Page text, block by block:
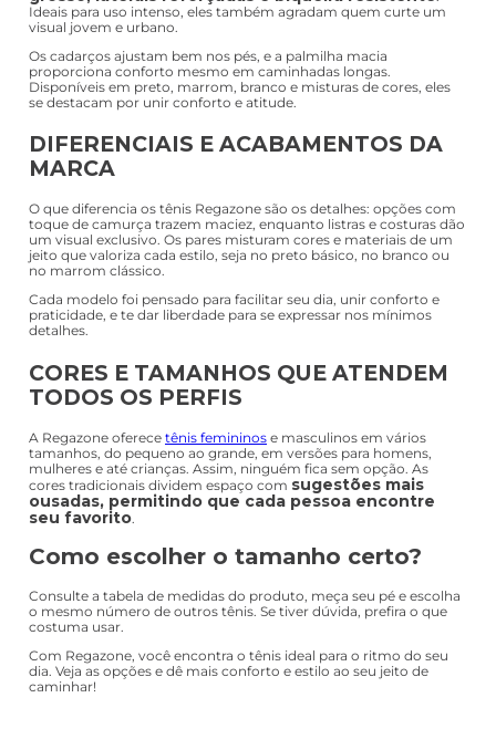
Ideais para uso intenso, eles também agradam quem curte um
visual jovem e urbano.
Os cadarços ajustam bem nos pés, e a palmilha macia
proporciona conforto mesmo em caminhadas longas.
Disponíveis em preto, marrom, branco e misturas de cores, eles
se destacam por unir conforto e atitude.
DIFERENCIAIS E ACABAMENTOS DA
MARCA
O que diferencia os tênis Regazone são os detalhes: opções com
toque de camurça trazem maciez, enquanto listras e costuras dão
um visual exclusivo. Os pares misturam cores e materiais de um
jeito que valoriza cada estilo, seja no preto básico, no branco ou
no marrom clássico.
Cada modelo foi pensado para facilitar seu dia, unir conforto e
praticidade, e te dar liberdade para se expressar nos mínimos
detalhes.
CORES E TAMANHOS QUE ATENDEM
TODOS OS PERFIS
A Regazone oferece tênis femininos e masculinos em vários
tamanhos, do pequeno ao grande, em versões para homens,
mulheres e até crianças. Assim, ninguém fica sem opção. As
cores tradicionais dividem espaço com sugestões mais
ousadas, permitindo que cada pessoa encontre
seu favorito.
Como escolher o tamanho certo?
Consulte a tabela de medidas do produto, meça seu pé e escolha
o mesmo número de outros tênis. Se tiver dúvida, prefira o que
costuma usar.
Com Regazone, você encontra o tênis ideal para o ritmo do seu
dia. Veja as opções e dê mais conforto e estilo ao seu jeito de
caminhar!